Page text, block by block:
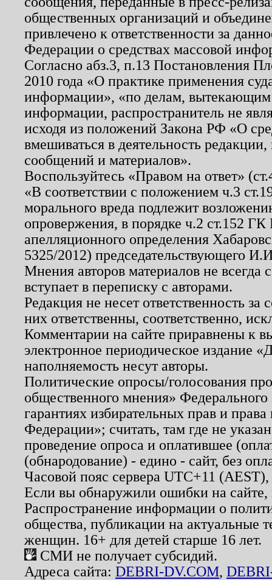
общественных организаций и
привлечено к ответственности за
Федерации о средствах массовой
Согласно абз.3, п.13 Постановления
2010 года «О практике применения
информации», «по делам, вытекающим
информации, распространитель не
исходя из положений Закона РФ «О
вмешиваться в деятельность
сообщений и материалов».
Воспользуйтесь «Правом на ответ»
«В соответствии с положением ч.3
морального вреда подлежит
опровержения, в порядке ч.2 ст.152
апелляционного определения
5325/2012) председательствующего
Мнения авторов материалов не
вступает в переписку с авторами.
Редакция не несет ответственность
них ответственны, соответственно,
Комментарии на сайте приравнены к
электронное периодическое издание
наполняемость несут авторы.
Политические опросы/голосования
общественного мнения»
гарантиях избирательных прав и
Федерации»; считать, там где не
проведение опроса и оплатившее
(обнародование) - едино - сайт, без
Часовой пояс сервера UTC+11
Если вы обнаружили ошибки на
Распространение информации о
общества, публикации на актуальные
женщин. 16+ для детей старше 16 лет.
СМИ не получает субсидий.
Адреса сайта: DEBRI-DV.COM,